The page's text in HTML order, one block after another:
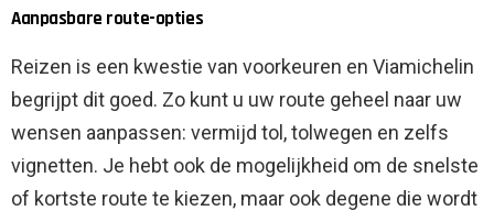
Aanpasbare route-opties
Reizen is een kwestie van voorkeuren en Viamichelin
begrijpt dit goed. Zo kunt u uw route geheel naar uw
wensen aanpassen: vermijd tol, tolwegen en zelfs
vignetten. Je hebt ook de mogelijkheid om de snelste
of kortste route te kiezen, maar ook degene die wordt